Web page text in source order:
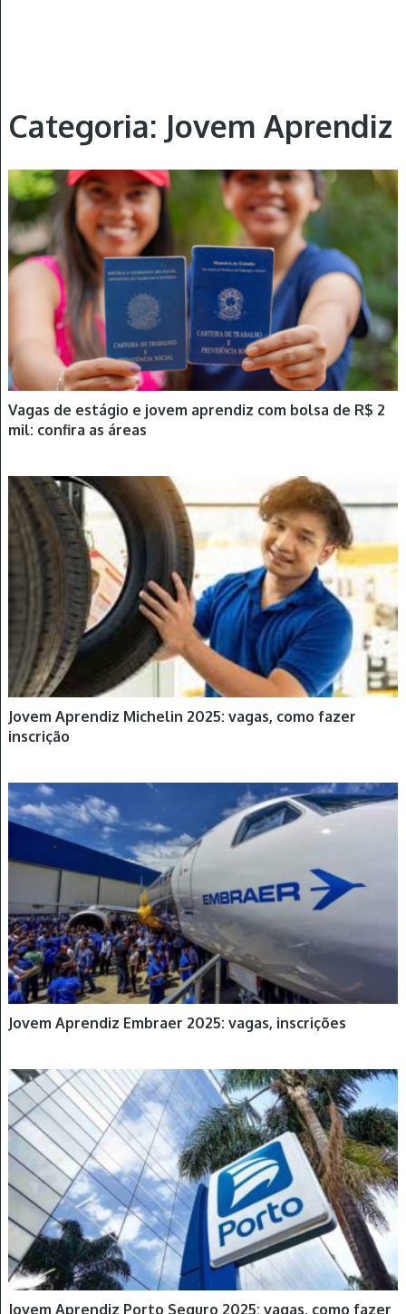
Categoria: Jovem Aprendiz
JOVEM APRENDIZ
Vagas de estágio e jovem aprendiz com bolsa de R$ 2
mil: confira as áreas
JOVEM APRENDIZ
Jovem Aprendiz Michelin 2025: vagas, como fazer
inscrição
JOVEM APRENDIZ
Jovem Aprendiz Embraer 2025: vagas, inscrições
JOVEM APRENDIZ
Jovem Aprendiz Porto Seguro 2025: vagas, como fazer